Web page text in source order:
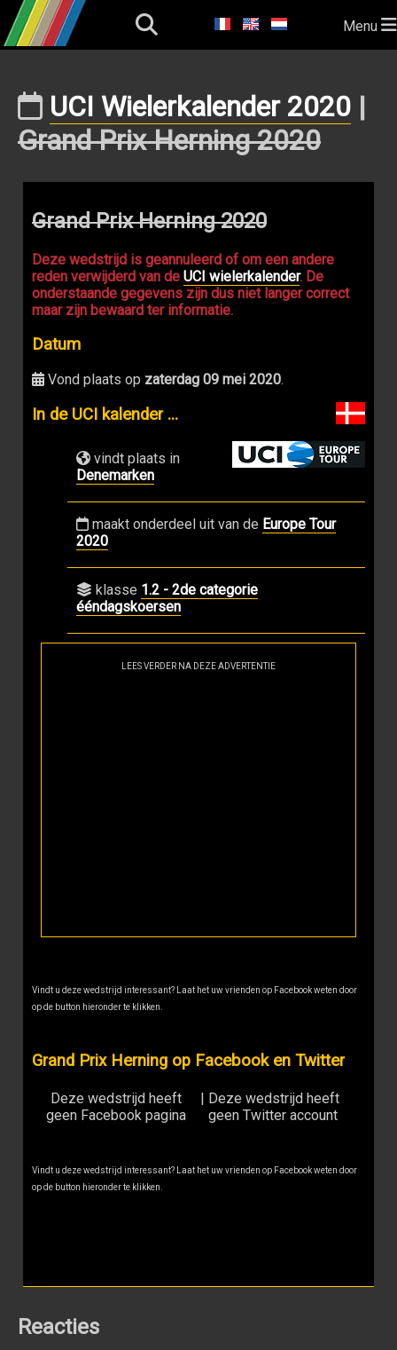
Menu
UCI Wielerkalender 2020 |
Grand Prix Herning 2020
Grand Prix Herning 2020
Deze wedstrijd is geannuleerd of om een andere
reden verwijderd van de UCI wielerkalender. De
onderstaande gegevens zijn dus niet langer correct
maar zijn bewaard ter informatie.
Datum
Vond plaats op zaterdag 09 mei 2020.
In de UCI kalender ...
vindt plaats in
Denemarken
maakt onderdeel uit van de Europe Tour
2020
klasse 1.2 - 2de categorie
ééndagskoersen
LEES VERDER NA DEZE ADVERTENTIE
Vindt u deze wedstrijd interessant? Laat het uw vrienden op Facebook weten door
op de button hieronder te klikken.
Grand Prix Herning op Facebook en Twitter
Deze wedstrijd heeft
geen Facebook pagina
| Deze wedstrijd heeft
geen Twitter account
Vindt u deze wedstrijd interessant? Laat het uw vrienden op Facebook weten door
op de button hieronder te klikken.
Reacties